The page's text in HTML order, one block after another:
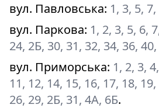
вул. Павловська: 1, 3, 5,
вул. Паркова: 1, 2, 3, 5, 6,
24, 2Б, 30, 31, 32, 34, 36, 40,
вул. Приморська: 1, 2, 3,
11, 12, 14, 15, 16, 17, 18,
26, 29, 2Б, 31, 4А, 6Б.